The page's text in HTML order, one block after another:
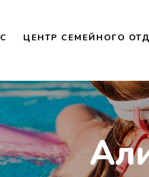
ЦЕНТР СЕМЕЙНОГО
НАС